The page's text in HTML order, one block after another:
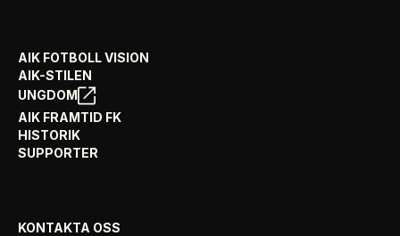
AIK FOTBOLL VISION
AIK-STILEN
UNGDOM
AIK FRAMTID FK
HISTORIK
SUPPORTER
KONTAKTA OSS